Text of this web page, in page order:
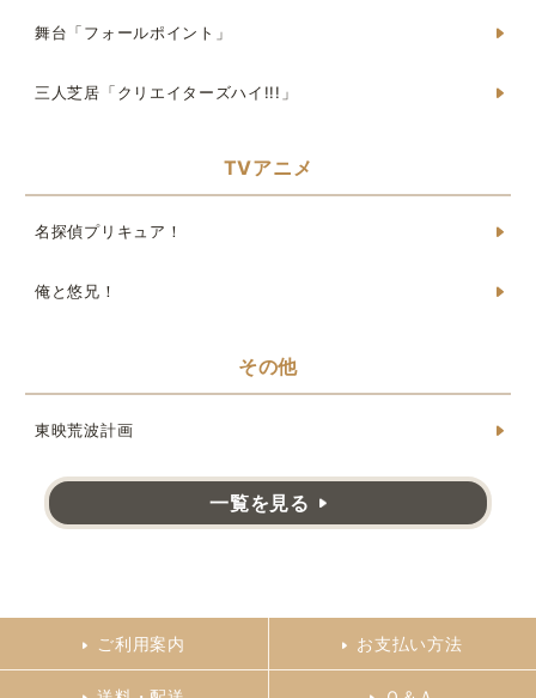
舞台「フォールポイント」
三人芝居「クリエイターズハイ!!!」
TVアニメ
名探偵プリキュア！
俺と悠兄！
その他
東映荒波計画
一覧を見る
ご利用案内 お支払い方法